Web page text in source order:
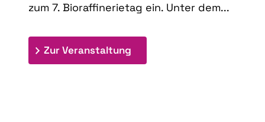
zum 7. Bioraffinerietag ein. Unter dem...
Zur Veranstaltung